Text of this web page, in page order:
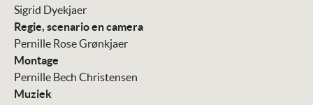
Sigrid Dyekjaer
Regie, scenario en camera
Pernille Rose Grønkjaer
Montage
Pernille Bech Christensen
Muziek